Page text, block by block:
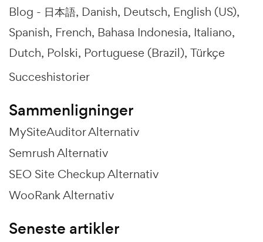
Blog - 日本語 Danish Deutsch English (US)
Spanish French Bahasa Indonesia Italiano
Dutch Polski Portuguese (Brazil) Türkçe
Succeshistorier
Sammenligninger
MySiteAuditor Alternativ
Semrush Alternativ
SEO Site Checkup Alternativ
WooRank Alternativ
Seneste artikler